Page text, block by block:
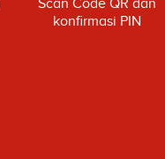
Scan Code QR dan
konfirmasi PIN